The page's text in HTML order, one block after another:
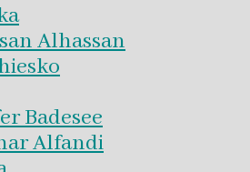
Alhassan
Badesee
Alfandi